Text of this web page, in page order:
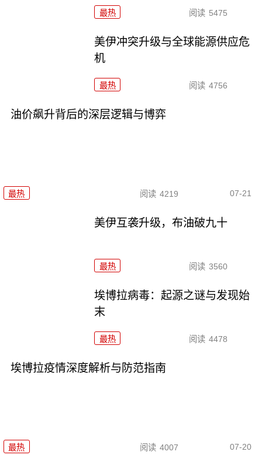
最热 阅读 5475
美伊冲突升级与全球能源供应危
机
最热 阅读 4756
油价飙升背后的深层逻辑与博弈
最热 阅读 4219 07-21
美伊互袭升级，布油破九十
最热 阅读 3560
埃博拉病毒：起源之谜与发现始
末
最热 阅读 4478
埃博拉疫情深度解析与防范指南
最热 阅读 4007 07-20